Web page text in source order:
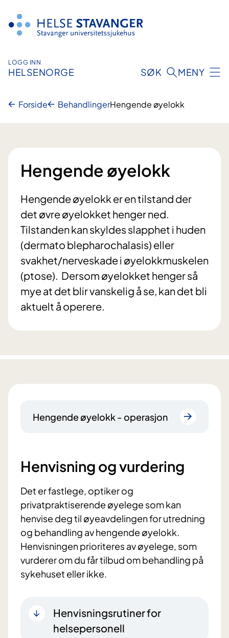
innhold
LOGG INN
HELSENORGE SØK MENY
Forside BehandlingerHengende øyelokk
Hengende øyelokk
Hengende øyelokk er en tilstand der
det øvre øyelokket henger ned.
Tilstanden kan skyldes slapphet i huden
(dermato blepharochalasis) eller
svakhet/nerveskade i øyelokkmuskelen
(ptose). Dersom øyelokket henger så
mye at det blir vanskelig å se, kan det bli
aktuelt å operere.
Hengende øyelokk - operasjon
Henvisning og vurdering
Det er fastlege, optiker og
privatpraktiserende øyelege som kan
henvise deg til øyeavdelingen for utredning
og behandling av hengende øyelokk.
Henvisningen prioriteres av øyelege, som
vurderer om du får tilbud om behandling på
sykehuset eller ikke.
Henvisningsrutiner for
helsepersonell